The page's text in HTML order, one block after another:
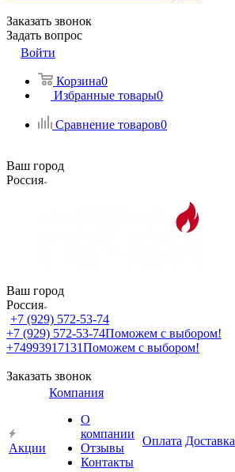
Заказать звонок
Задать вопрос
Войти
Корзина0
Избранные товары0
Сравнение товаров0
Ваш город
Россия
Ваш город
Россия
+7 (929) 572-53-74
+7 (929) 572-53-74Поможем с выбором!
+74993917131Поможем с выбором!
Заказать звонок
Акции
Компания
О
компании
Отзывы
Контакты
Оплата Доставка